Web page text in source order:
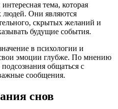
тема, которая
людей. Они являются
скрытых желаний и
будущие события.
в психологии и
эмоции глубже. По мнению
общаться с
сообщения.
снов